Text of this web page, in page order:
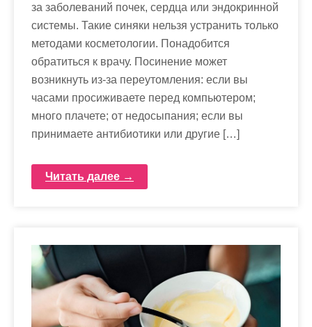
за заболеваний почек, сердца или эндокринной
системы. Такие синяки нельзя устранить только
методами косметологии. Понадобится
обратиться к врачу. Посинение может
возникнуть из-за переутомления: если вы
часами просиживаете перед компьютером;
много плачете; от недосыпания; если вы
принимаете антибиотики или другие […]
Читать далее →